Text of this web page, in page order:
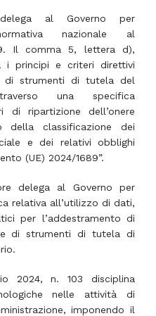
al Governo per
nazionale al
Il comma 5, lettera d),
i principi e criteri direttivi
di strumenti di tutela del
una specifica
di ripartizione dell’onere
classificazione dei
e dei relativi obblighi
(UE) 2024/1689”.
delega al Governo per
relativa all’utilizzo di dati,
per l’addestramento di
di strumenti di tutela di
2024, n. 103 disciplina
nelle attività di
imponendo il